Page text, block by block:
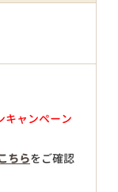
キャンペーン
ちらをご確認